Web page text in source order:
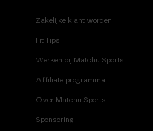
Zakelijke klant worden
Fit Tips
Werken bij Matchu Sports
Affiliate programma
Over Matchu Sports
Sponsoring